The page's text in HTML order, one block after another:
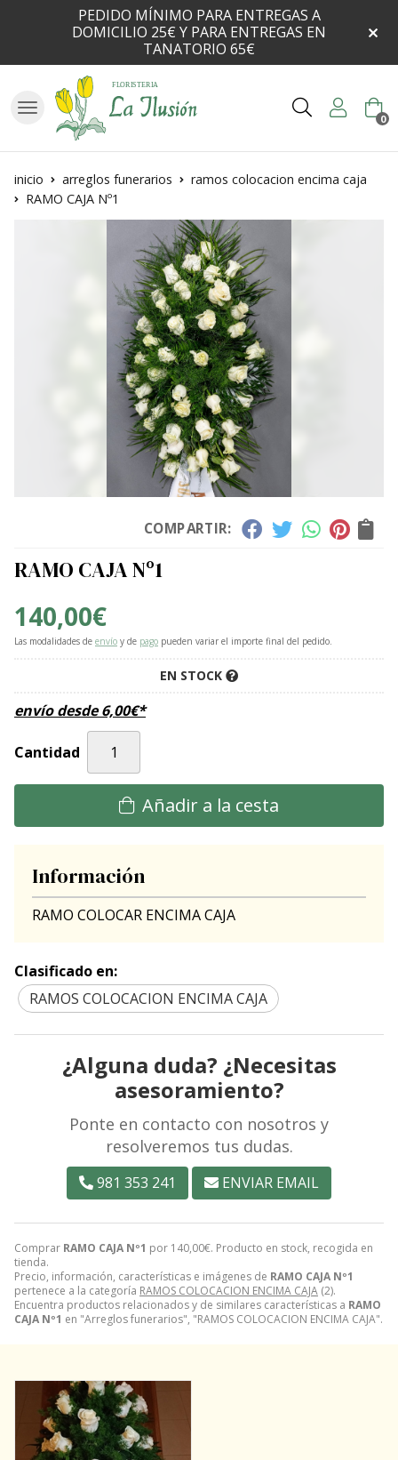
PEDIDO MÍNIMO PARA ENTREGAS A
DOMICILIO 25€ Y PARA ENTREGAS EN
TANATORIO 65€
Buscar 0
inicio arreglos funerarios
ramos colocacion encima caja
RAMO CAJA Nº1
COMPARTIR:
RAMO CAJA Nº1
140,00€
Las modalidades de envío y de pago pueden variar el importe final del pedido.
EN STOCK
envío desde6,00€*
Cantidad
Añadir a la cesta
Comprar RAMO CAJA Nº1 por 140,00€. Producto en stock, recogida en
tienda.
Precio, información, características e imágenes de RAMO CAJA Nº1
pertenece a la categoría RAMOS COLOCACION ENCIMA CAJA (2).
Encuentra productos relacionados y de similares características a RAMO
CAJA Nº1 en "Arreglos funerarios", "RAMOS COLOCACION ENCIMA CAJA".
Información
RAMO COLOCAR ENCIMA CAJA
Clasificado en:
RAMOS COLOCACION ENCIMA CAJA
¿Alguna duda? ¿Necesitas
asesoramiento?
Ponte en contacto con nosotros y
resolveremos tus dudas.
981 353 241 ENVIAR EMAIL